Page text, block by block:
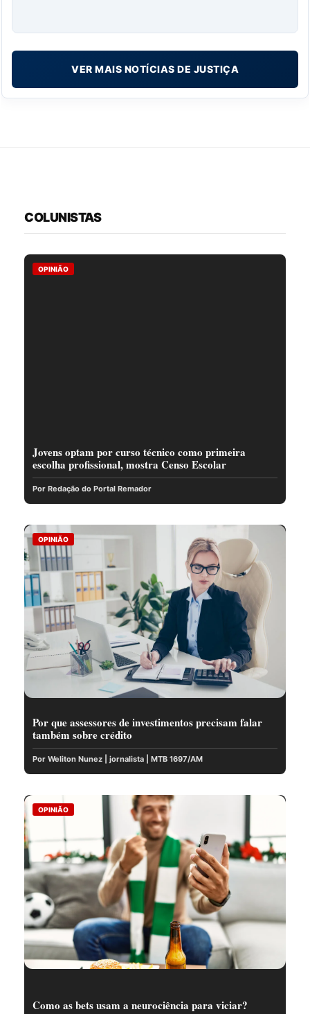
VER MAIS NOTÍCIAS DE JUSTIÇA
COLUNISTAS
OPINIÃO
Jovens optam por curso técnico como primeira
escolha profissional, mostra Censo Escolar
Por Redação do Portal Remador
OPINIÃO
Por que assessores de investimentos precisam falar
também sobre crédito
Por Weliton Nunez | jornalista | MTB 1697/AM
OPINIÃO
Como as bets usam a neurociência para viciar?